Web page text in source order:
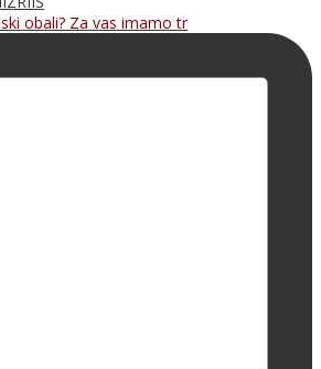
obali? Za vas imamo tr